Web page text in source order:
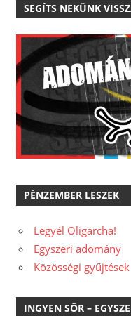
SEGÍTS NEKÜNK
PÉNZEMBER LESZEK
Legyél Oligarcha!
Egyszeri adomány
Közösségi gyűjtések
INGYEN SÖR –